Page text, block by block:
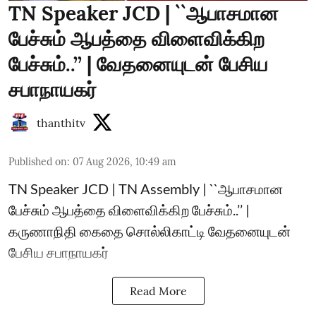
TN Speaker JCD | ``ஆபாசமான
பேச்சும் ஆபத்தை விளைவிக்கிற
பேச்சும்..’’ | வேதனையுடன் பேசிய
சபாநாயகர்
thanthitv
Published on: 07 Aug 2026, 10:49 am
TN Speaker JCD | TN Assembly | ``ஆபாசமான
பேச்சும் ஆபத்தை விளைவிக்கிற பேச்சும்..’’ |
கருணாநிதி கைதை சொல்லிகாட்டி வேதனையுடன்
பேசிய சபாநாயகர்
Read More